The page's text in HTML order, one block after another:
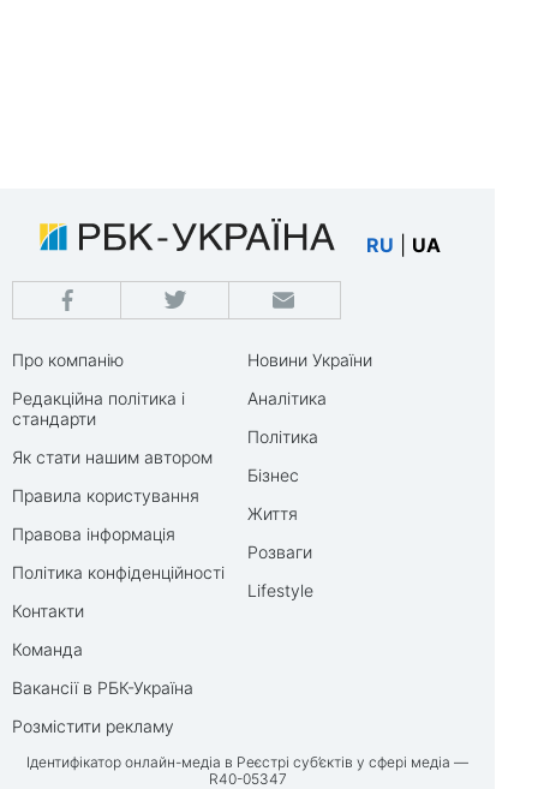
RU UA
Про компанію
Редакційна політика і
стандарти
Як стати нашим автором
Правила користування
Правова інформація
Політика конфіденційності
Контакти
Команда
Вакансії в РБК-Україна
Розмістити рекламу
Новини України
Аналітика
Політика
Бізнес
Життя
Розваги
Lifestyle
Ідентифікатор онлайн-медіа в Реєстрі суб’єктів у сфері медіа —
R40-05347